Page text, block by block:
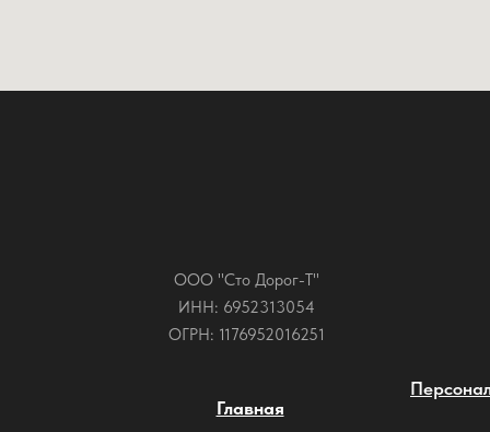
ООО "Сто Дорог-Т"
ИНН: 6952313054
ОГРН: 1176952016251
Главная